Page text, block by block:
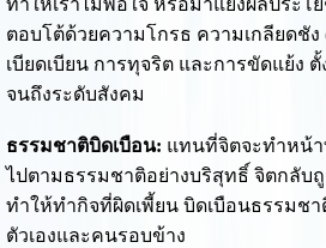
ทำให้เราไม่พอใจ หรือมาแย่งผลประโ
ตอบโต้ด้วยความโกรธ ความเกลียดชัง
เบียดเบียน การทุจริต และการขัดแย้ง
จนถึงระดับสังคม
ธรรมชาติบิดเบือน: แทนที่จิตจะทำหน้
ไปตามธรรมชาติอย่างบริสุทธิ์ จิตกลับ
ทำให้ทำกิจที่ผิดเพี้ยน บิดเบือนธรรมช
ตัวเองและคนรอบข้าง